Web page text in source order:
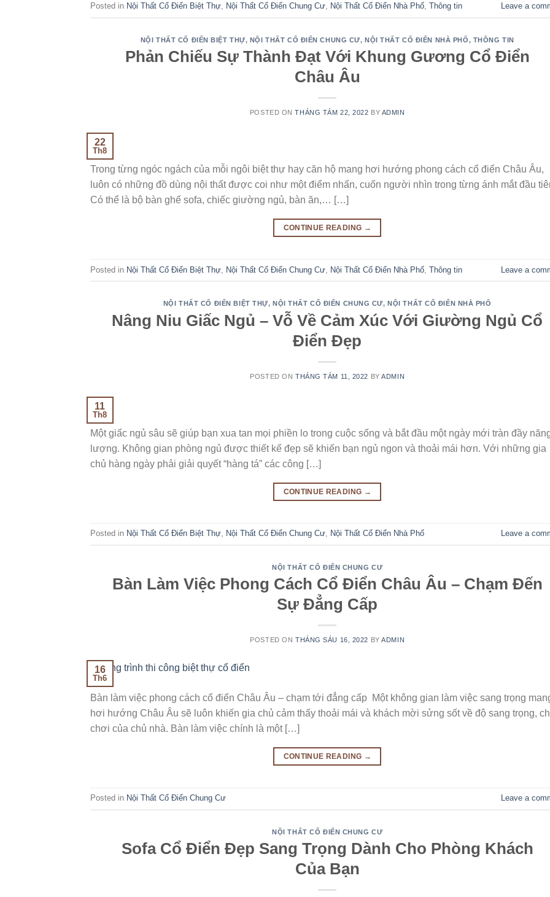
Posted in Nội Thất Cổ Điển Biệt Thự Nội Thất Cổ Điển Chung Cư Nội Thất Cổ Điển Nhà Phố Thông tin Leave a
NỘI THẤT CỔ ĐIỂN BIỆT THỰ, NỘI THẤT CỔ ĐIỂN CHUNG CƯ,NỘI THẤT CỔ ĐIỂN NHÀ PHỐ, THÔNG TIN
Phản Chiếu Sự Thành Đạt Với Khung Gương Cổ Điển
Châu Âu
POSTED ONTHÁNG TÁM 22, 2022 BY ADMIN
22
Th8
Trong từng ngóc ngách của mỗi ngôi biệt thự hay căn hộ mang hơi hướng phong cách cổ điển Châu Âu,
luôn có những đồ dùng nội thất được coi như một điểm nhấn, cuốn người nhìn trong từng ánh mắt đầu
Có thể là bộ bàn ghế sofa, chiếc giường ngủ, bàn ăn,… […]
CONTINUE READING →
Posted in Nội Thất Cổ Điển Biệt Thự Nội Thất Cổ Điển Chung Cư Nội Thất Cổ Điển Nhà Phố Thông tin Leave a
NỘI THẤT CỔ ĐIỂN BIỆT THỰ,NỘI THẤT CỔ ĐIỂN CHUNG CƯ,NỘI THẤT CỔ ĐIỂN NHÀ PHỐ
Nâng Niu Giấc Ngủ – Vỗ Về Cảm Xúc Với Giường Ngủ Cổ
Điển Đẹp
POSTED ON THÁNG TÁM 11, 2022 BYADMIN
11
Th8
Một giấc ngủ sâu sẽ giúp bạn xua tan mọi phiền lo trong cuộc sống và bắt đầu một ngày mới tràn đầy
lượng. Không gian phòng ngủ được thiết kế đẹp sẽ khiến bạn ngủ ngon và thoải mái hơn. Với những gia
chủ hàng ngày phải giải quyết “hàng tá” các công […]
CONTINUE READING →
Posted in Nội Thất Cổ Điển Biệt Thự, Nội Thất Cổ Điển Chung Cư, Nội Thất Cổ Điển Nhà Phố Leave a
NỘI THẤT CỔ ĐIỂN CHUNG CƯ
Bàn Làm Việc Phong Cách Cổ Điển Châu Âu – Chạm Đến
Sự Đẳng Cấp
POSTED ON THÁNG SÁU 16, 2022 BYADMIN
16
Th6
Bàn làm việc phong cách cổ điển Châu Âu – chạm tới đẳng cấp Một không gian làm việc sang trọng
hơi hướng Châu Âu sẽ luôn khiến gia chủ cảm thấy thoải mái và khách mời sửng sốt về độ sang trọng,
chơi của chủ nhà. Bàn làm việc chính là một […]
CONTINUE READING →
Posted in Nội Thất Cổ Điển Chung Cư Leave a
NỘI THẤT CỔ ĐIỂN CHUNG CƯ
Sofa Cổ Điển Đẹp Sang Trọng Dành Cho Phòng Khách
Của Bạn